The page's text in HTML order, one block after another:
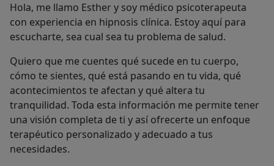
Hola, me llamo Esther y soy médico psicoterapeuta
con experiencia en hipnosis clínica. Estoy aquí para
escucharte, sea cual sea tu problema de salud.
Quiero que me cuentes qué sucede en tu cuerpo,
cómo te sientes, qué está pasando en tu vida, qué
acontecimientos te afectan y qué altera tu
tranquilidad. Toda esta información me permite tener
una visión completa de ti y así ofrecerte un enfoque
terapéutico personalizado y adecuado a tus
necesidades.